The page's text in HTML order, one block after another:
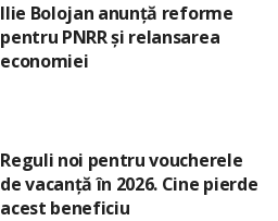
Ilie Bolojan anunță reforme
pentru PNRR și relansarea
economiei
Reguli noi pentru voucherele
de vacanță în 2026. Cine pierde
acest beneficiu